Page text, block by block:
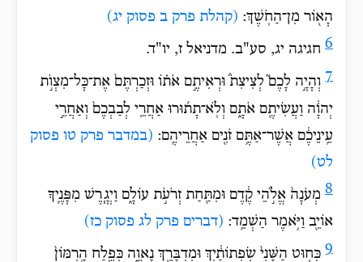
הָא֖וֹר מִן־הַחֹֽשֶׁךְ: (קהלת פרק ב פסוק יג)
6 חגיגה יג, סע"ב. מדניאל ז, יו"ד.
7 וְהָיָ֣ה לָכֶם֘ לְצִיצִת֒ וּרְאִיתֶ֣ם אֹת֗וֹ וּזְכַרְתֶּם֙ אֶת־כָּל־מִצְוֺ֣ת
יְהוָ֔ה וַעֲשִׂיתֶ֖ם אֹתָ֑ם וְלֹֽא־תָת֜וּרוּ אַחֲרֵ֤י לְבַבְכֶם֙ וְאַחֲרֵ֣י
עֵֽינֵיכֶ֔ם אֲשֶׁר־אַתֶּ֥ם זֹנִ֖ים אַחֲרֵיהֶֽם: (במדבר פרק טו פסוק
לט)
8 מְעֹנָה֙ אֱלֹ֣הֵי קֶ֔דֶם וּמִתַּ֖חַת זְרֹעֹ֣ת עוֹלָ֑ם וַיְגָ֧רֶשׁ מִפָּנֶ֛יךָ
אוֹיֵ֖ב וַיֹּ֥אמֶר הַשְׁמֵֽד: (דברים פרק לג פסוק כז)
9 כְּח֤וּט הַשָּׁנִי֙ שִׂפְתוֹתַ֔יִךְ וּמִדְבָּרֵ֖ךְ נָאוֶ֑ה כְּפֶ֤לַח הָֽרִמּוֹן֙